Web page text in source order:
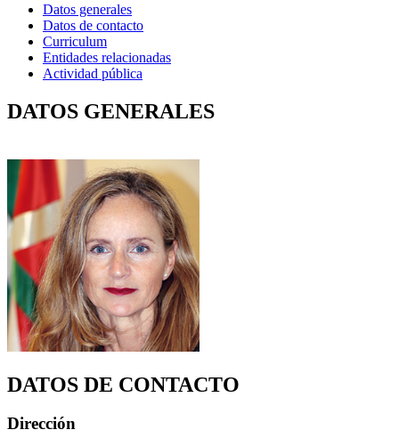
Datos generales
Datos de contacto
Curriculum
Entidades relacionadas
Actividad pública
DATOS GENERALES
DATOS DE CONTACTO
Dirección